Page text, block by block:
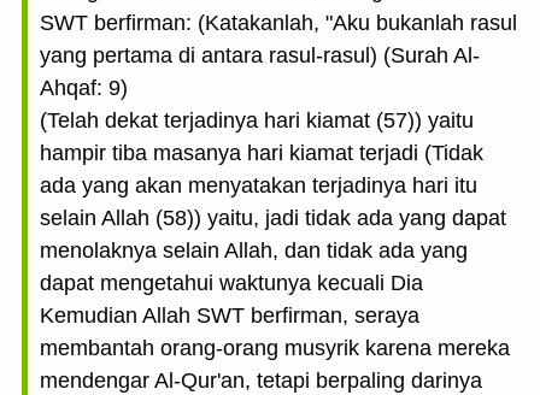
SWT berfirman: (Katakanlah, "Aku bukanlah rasul
yang pertama di antara rasul-rasul) (Surah Al-
Ahqaf: 9)
(Telah dekat terjadinya hari kiamat (57)) yaitu
hampir tiba masanya hari kiamat terjadi (Tidak
ada yang akan menyatakan terjadinya hari itu
selain Allah (58)) yaitu, jadi tidak ada yang dapat
menolaknya selain Allah, dan tidak ada yang
dapat mengetahui waktunya kecuali Dia
Kemudian Allah SWT berfirman, seraya
membantah orang-orang musyrik karena mereka
mendengar Al-Qur'an, tetapi berpaling darinya